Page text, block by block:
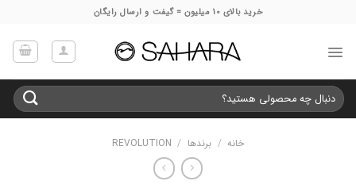
خرید بالای 10 میلیون = گیفت و ارسال رایگان
جستجو
برای:
خانه / برندها /
REVOLUTION